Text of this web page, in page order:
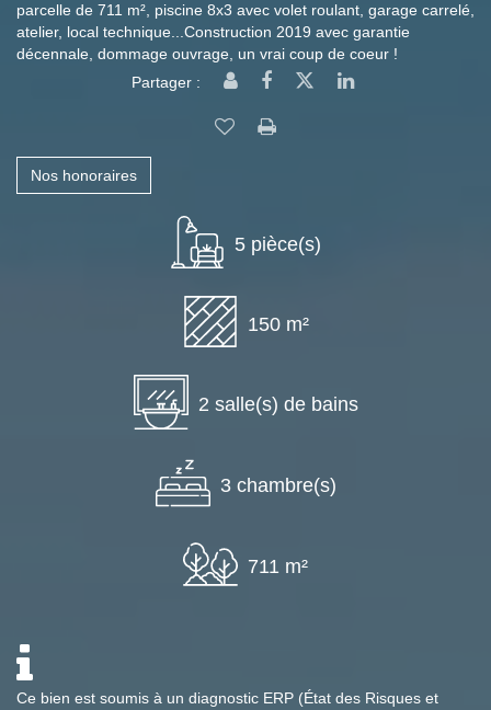
parcelle de 711 m², piscine 8x3 avec volet roulant, garage carrelé,
atelier, local technique...Construction 2019 avec garantie
décennale, dommage ouvrage, un vrai coup de coeur !
Partager :
Nos honoraires
5 pièce(s)
150 m²
2 salle(s) de bains
3 chambre(s)
711 m²
Ce bien est soumis à un diagnostic ERP (État des Risques et